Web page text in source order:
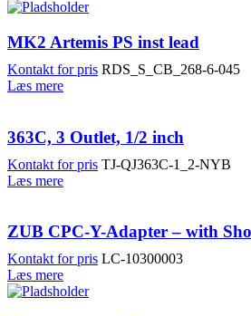
MK2 Artemis PS inst lead
Kontakt for pris RDS_S_CB_268-6-045
Læs mere
363C, 3 Outlet, 1/2 inch
Kontakt for pris TJ-QJ363C-1_2-NYB
Læs mere
ZUB CPC-Y-Adapter – with
Kontakt for pris LC-10300003
Læs mere